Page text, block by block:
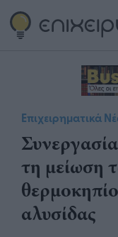
Επιχειρηματικά
τη μείωση
αλυσίδας